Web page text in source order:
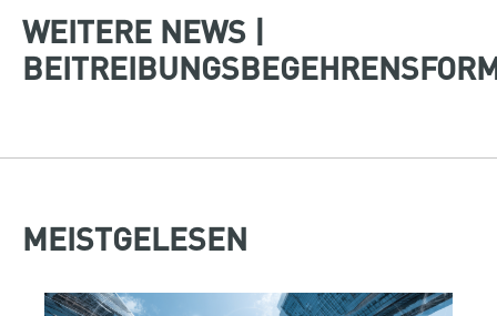
WEITERE NEWS |
MEISTGELESEN